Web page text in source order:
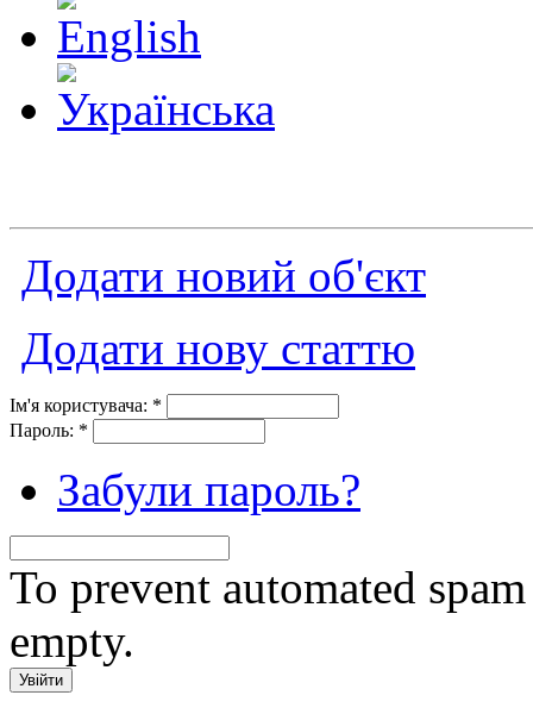
Додати новий об'єкт
Додати нову статтю
Ім'я користувача: *
Пароль: *
Забули пароль?
To prevent automated
empty.